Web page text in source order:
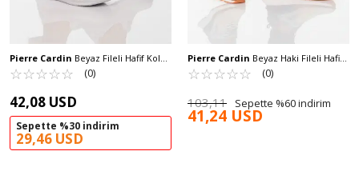
Pierre Cardin Beyaz Fileli Hafif Kolay
Giyilebilir Kadın Günlük Ayakkabı PC-
54698 Z
☆☆☆☆☆
★★★★★ (0)
42,08 USD
Sepette %30 indirim
29,46 USD
Pierre Cardin Beyaz Haki Fileli Hafif
Esnek Erkek Spor Ayakkabı PCI-10105
M
☆☆☆☆☆
★★★★★ (0)
103,11 Sepette %60 indirim
41,24 USD